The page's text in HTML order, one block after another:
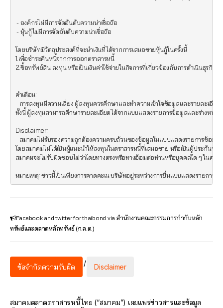
- องค์กรไม่มีการจัดอันดับความน่าเชื่อถือ
- หุ้นกู้ไม่มีการจัดอันดับความน่าเชื่อถือ
โดยบริษัทมีวัตถุประสงค์ที่จะนำเงินที่ได้จากการเสนอขายหุ้นกู้ในครั้งนี้
1.เพื่อชำระคืนหนี้จากการออกตราสารหนี้
2.ซื้อทรัพย์สิน ลงทุน หรือเป็นเงินค่าใช้จ่ายในกิจการที่เกี่ยวข้องกับการดําเนินธุรกิจใ
คำเตือน:
การลงทุนมีความเสี่ยง ผู้ลงทุนควรศึกษาและทำความเข้าใจข้อมูลและรายละเอี
ทั้งนี้ ผู้ลงทุนสามารถศึกษารายละเอียดได้จากแบบแสดงรายการข้อมูลและร่างหนัง
Disclaimer:
สมาคมไม่รับรองความถูกต้องความครบถ้วนของข้อมูลในแบบแสดงรายการข้อมู
โดยสมาคมไม่ได้เป็นผู้แนะนำให้ลงทุนในตราสารหนี้ที่เสนอขาย หรือเป็นผู้ประกัน
สมาคมจะไม่รับผิดชอบไม่ว่าโดยทางตรงหรือทางอ้อมต่อท่านหรือบุคคลใด ๆ ในคว
หมายเหตุ: ข่าวนี้เป็นเพียงการคาดคะเน บริษัทอยู่ระหว่างการยื่นแบบแสดงรายกา
Facebook and twitter for thaibond via สำนักงานคณะกรรมการกำกับหลัก
ทรัพย์และตลาดหลักทรัพย์ (ก.ล.ต.)
ข้อจำกัดความรับผิด / Disclaimer
สมาคมตลาดตราสารหนี้ไทย (“สมาคม”) เผยแพร่ข่าวสารและข้อมูล